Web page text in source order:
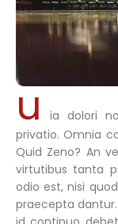
u
ia dolori
privatio. Omnia
Quid Zeno? An
virtutibus tanta
odio est, nisi
praecepta